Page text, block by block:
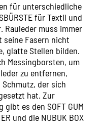
für unterschiedliche
für Textil und
Rauleder muss immer
seine Fasern nicht
glatte Stellen bilden.
Messingborsten, um
zu entfernen,
der sich
hat. Zur
gibt es den SOFT GUM
und die NUBUK BOX